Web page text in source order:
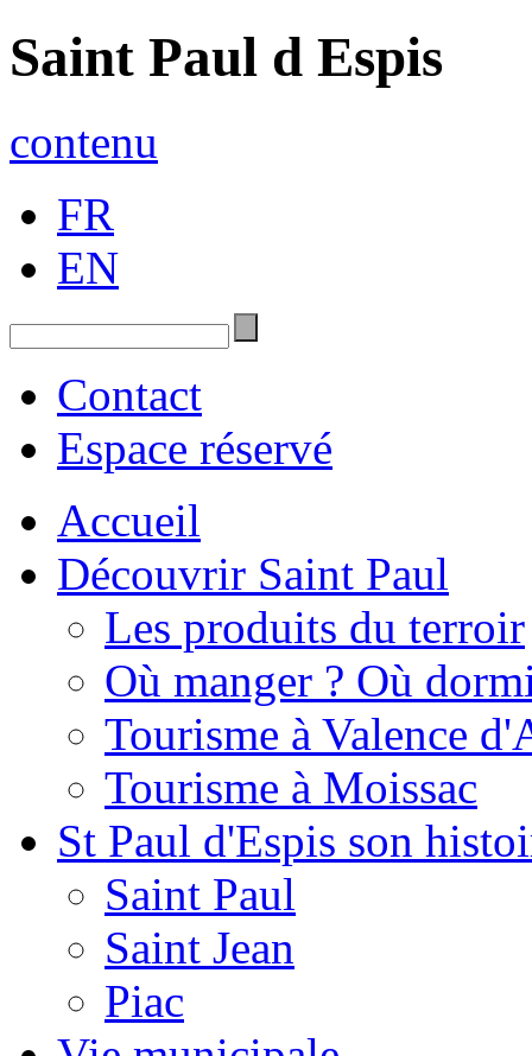
Saint Paul d Espis
contenu
FR
EN
Contact
Espace réservé
Accueil
Découvrir Saint Paul
Les produits du terroir
Où manger ? Où
Tourisme à Valence
Tourisme à Moissac
St Paul d'Espis son
Saint Paul
Saint Jean
Piac